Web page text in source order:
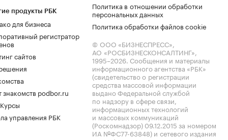
продукты РБК
для бизнеса
регистратор
сайтов
знакомств podbor.ru
управления РБК
Политика в отношении обработки
персональных данных
Политика обработки файлов cookie
© ООО «БИЗНЕСПРЕСС»,
АО «РОСБИЗНЕСКОНСАЛТИНГ»,
1995–2026. Сообщения и материалы
информационного агентства «РБК»
(свидетельство о регистрации
средства массовой информации
выдано Федеральной службой
по надзору в сфере связи,
информационных технологий
и массовых коммуникаций
(Роскомнадзор) 09.12.2015 за номером
ИА №ФС77-63848) и сетевого издания